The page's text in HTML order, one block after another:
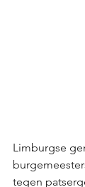
Limburgse
tegen